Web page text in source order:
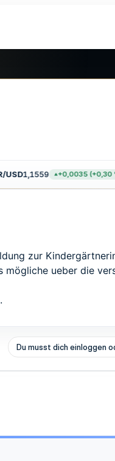
1,1559 +0,0035 (+0,30
zur
ueber die
Du musst dich einloggen